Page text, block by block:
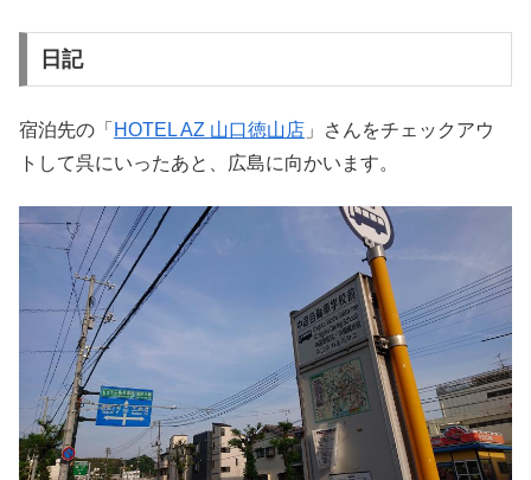
日記
宿泊先の「 HOTEL AZ 山口徳山店 」さんをチェックアウ
トして呉にいったあと、広島に向かいます。